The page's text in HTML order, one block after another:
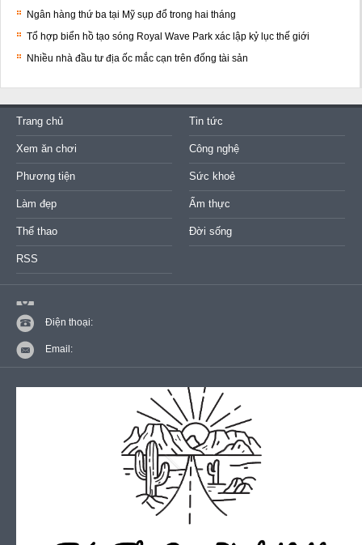
Ngân hàng thứ ba tại Mỹ sụp đổ trong hai tháng
Tổ hợp biển hồ tạo sóng Royal Wave Park xác lập kỷ lục thế giới
Nhiều nhà đầu tư địa ốc mắc cạn trên đống tài sản
Trang chủ Tin tức
Xem ăn chơi Công nghệ
Phương tiện Sức khoẻ
Làm đẹp Ẩm thực
Thể thao Đời sống
RSS
Điện thoại:
Email: